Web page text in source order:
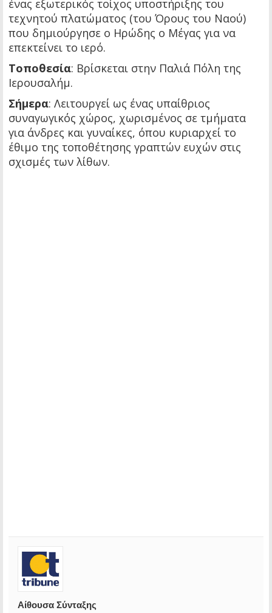
ένας εξωτερικός τοίχος υποστήριξης του
τεχνητού πλατώματος (του Όρους του Ναού)
που δημιούργησε ο Ηρώδης ο Μέγας για να
επεκτείνει το ιερό.
Τοποθεσία: Βρίσκεται στην Παλιά Πόλη της
Ιερουσαλήμ.
Σήμερα: Λειτουργεί ως ένας υπαίθριος
συναγωγικός χώρος, χωρισμένος σε τμήματα
για άνδρες και γυναίκες, όπου κυριαρχεί το
έθιμο της τοποθέτησης γραπτών ευχών στις
σχισμές των λίθων.
Αίθουσα Σύνταξης